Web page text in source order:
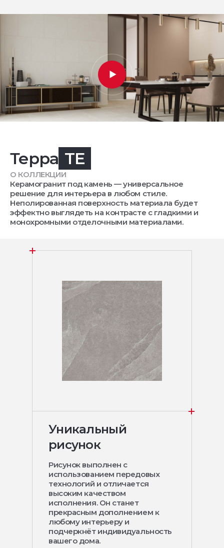
Терра TE
О КОЛЛЕКЦИИ
Керамогранит под камень — универсальное
решение для интерьера в любом стиле.
Неполированная поверхность материала будет
эффектно выглядеть на контрасте с гладкими и
монохромными отделочными материалами.
Уникальный
рисунок
Рисунок выполнен с
использованием передовых
технологий и отличается
высоким качеством
исполнения. Он станет
прекрасным дополнением к
любому интерьеру и
подчеркнёт индивидуальность
вашего дома.